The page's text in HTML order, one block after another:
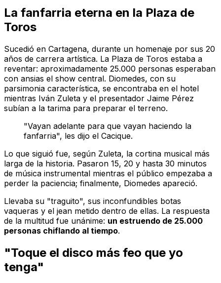
La fanfarria eterna en la Plaza de
Toros
Sucedió en Cartagena, durante un homenaje por sus 20
años de carrera artística. La Plaza de Toros estaba a
reventar: aproximadamente 25.000 personas esperaban
con ansias el show central. Diomedes, con su
parsimonia característica, se encontraba en el hotel
mientras Iván Zuleta y el presentador Jaime Pérez
subían a la tarima para preparar el terreno.
"Vayan adelante para que vayan haciendo la
fanfarria", les dijo el Cacique.
Lo que siguió fue, según Zuleta, la cortina musical más
larga de la historia. Pasaron 15, 20 y hasta 30 minutos
de música instrumental mientras el público empezaba a
perder la paciencia; finalmente, Diomedes apareció.
Llevaba su "traguito", sus inconfundibles botas
vaqueras y el jean metido dentro de ellas. La respuesta
de la multitud fue unánime: un estruendo de 25.000
personas chiflando al tiempo.
"Toque el disco más feo que yo
tenga"